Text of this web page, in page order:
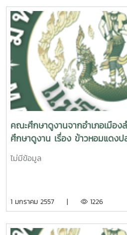
คณะศึกษาดูงานจากอำเภอเมือง
ศึกษาดูงาน เรื่อง ข้าวหอมแดง
คน
ไม่มีข้อมูล
1 มกราคม 2557 | 1226